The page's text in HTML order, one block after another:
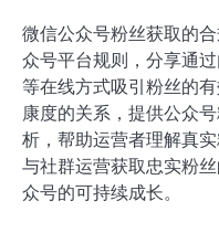
微信公众号粉丝获取的
众号平台规则，分享通
等在线方式吸引粉丝的
康度的关系，提供公众
析，帮助运营者理解真
与社群运营获取忠实粉
众号的可持续成长。